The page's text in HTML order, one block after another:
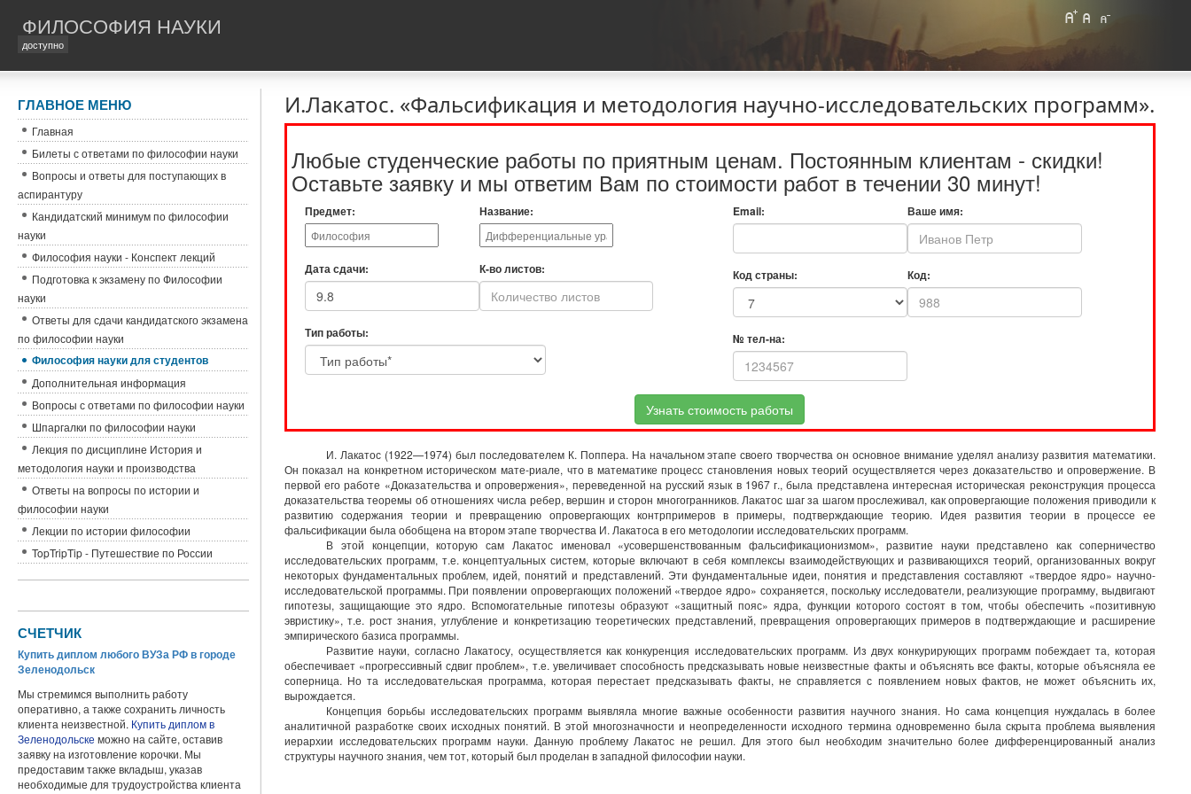
ФИЛОСОФИЯ НАУКИ
доступно
И.Лакатос. «Фальсификация и методология научно-исследовательских программ».
Любые студенческие работы по приятным ценам. Постоянным клиентам - скидки!
Оставьте заявку и мы ответим Вам по стоимости работ в течении 30 минут!
Предмет: Название:
Дата сдачи: К-во листов:
Тип работы:
Email: Ваше имя:
Код страны: Код:
№ тел-на:
Узнать стоимость работы
И. Лакатос (1922—1974) был последователем К. Поппера. На начальном этапе своего творчества он основное внимание уделял анализу развития математики.
Он показал на конкретном историческом мате-риале, что в математике процесс становления новых теорий осуществляется через доказательство и опровержение. В
первой его работе «Доказательства и опровержения», переведенной на русский язык в 1967 г., была представлена интересная историческая реконструкция процесса
доказательства теоремы об отношениях числа ребер, вершин и сторон многогранников. Лакатос шаг за шагом прослеживал, как опровергающие положения приводили к
развитию содержания теории и превращению опровергающих контрпримеров в примеры, подтверждающие теорию. Идея развития теории в процессе ее
фальсификации была обобщена на втором этапе творчества И. Лакатоса в его методологии исследовательских программ.
В этой концепции, которую сам Лакатос именовал «усовершенствованным фальсификационизмом», развитие науки представлено как соперничество
исследовательских программ, т.е. концептуальных систем, которые включают в себя комплексы взаимодействующих и развивающихся теорий, организованных вокруг
некоторых фундаментальных проблем, идей, понятий и представлений. Эти фундаментальные идеи, понятия и представления составляют «твердое ядро» научно-
исследовательской программы. При появлении опровергающих положений «твердое ядро» сохраняется, поскольку исследователи, реализующие программу, выдвигают
гипотезы, защищающие это ядро. Вспомогательные гипотезы образуют «защитный пояс» ядра, функции которого состоят в том, чтобы обеспечить «позитивную
эвристику», т.е. рост знания, углубление и конкретизацию теоретических представлений, превращения опровергающих примеров в подтверждающие и расширение
эмпирического базиса программы.
Развитие науки, согласно Лакатосу, осуществляется как конкуренция исследовательских программ. Из двух конкурирующих программ побеждает та, которая
обеспечивает «прогрессивный сдвиг проблем», т.е. увеличивает способность предсказывать новые неизвестные факты и объяснять все факты, которые объясняла ее
соперница. Но та исследовательская программа, которая перестает предсказывать факты, не справляется с появлением новых фактов, не может объяснить их,
вырождается.
Концепция борьбы исследовательских программ выявляла многие важные особенности развития научного знания. Но сама концепция нуждалась в более
аналитичной разработке своих исходных понятий. В этой многозначности и неопределенности исходного термина одновременно была скрыта проблема выявления
иерархии исследовательских программ науки. Данную проблему Лакатос не решил. Для этого был необходим значительно более дифференцированный анализ
структуры научного знания, чем тот, который был проделан в западной философии науки.
ГЛАВНОЕ МЕНЮ
Главная
Билеты с ответами по философии науки
Вопросы и ответы для поступающих в
аспирантуру
Кандидатский минимум по философии
науки
Философия науки - Конспект лекций
Подготовка к экзамену по Философии
науки
Ответы для сдачи кандидатского экзамена
по философии науки
Философия науки для студентов
Дополнительная информация
Вопросы с ответами по философии науки
Шпаргалки по философии науки
Лекция по дисциплине История и
методология науки и производства
Ответы на вопросы по истории и
философии науки
Лекции по истории философии
TopTripTip - Путешествие по России
СЧЕТЧИК
Купить диплом любого ВУЗа РФ в городе
Зеленодольск
Мы стремимся выполнить работу
оперативно, а также сохранить личность
клиента неизвестной. Купить диплом в
Зеленодольске можно на сайте, оставив
заявку на изготовление корочки. Мы
предоставим также вкладыш, указав
необходимые для трудоустройства клиента